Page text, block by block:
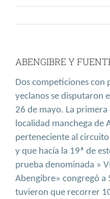
ABENGIBRE Y
Dos competiciones con
yeclanos se disputaron
26 de mayo. La
localidad manchega de
perteneciente al
y que hacía la 19ª de
prueba denominada »
Abengibre» congregó a
tuvieron que recorrer